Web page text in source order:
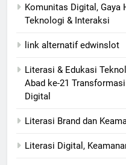
Komunitas Digital, Gaya
Teknologi & Interaksi
link alternatif edwinslot
Literasi & Edukasi
Abad ke-21
Digital
Literasi Brand dan
Literasi Digital,